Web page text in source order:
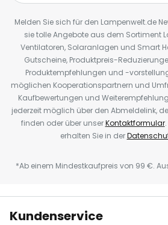
Melden Sie sich für den Lampenwelt.de
sie tolle Angebote aus dem Sortiment
Ventilatoren, Solaranlagen und Smart
Gutscheine, Produktpreis-
Produktempfehlungen und -
möglichen Kooperationspartnern und
Kaufbewertungen und
jederzeit möglich über den Abmeldelink,
finden oder über unserKontaktformular
erhalten Sie in der
*Ab einem Mindestkaufpreis von 99 €.
Kundenservice